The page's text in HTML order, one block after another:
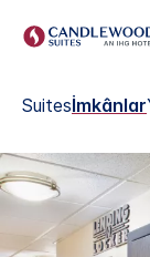
Suitesİmkânlar